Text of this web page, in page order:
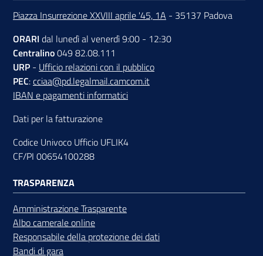
Contatti
Newsle
Sala
Seguici
su
Piazza Insurrezione XXVIII aprile '45, 1A - 35137 Padova
ORARI dal lunedì al venerdì 9:00 - 12:30
Centralino049 82.08.111
URP - Ufficio relazioni con il pubblico
PEC:cciaa@pd.legalmail.camcom.it
IBAN e pagamenti informatici
Dati per la fatturazione
Codice Univoco Ufficio UFLIK4
CF/PI 00654100288
TRASPARENZA
Amministrazione Trasparente
Albo camerale online
Responsabile della protezione dei dati
Bandi di gara